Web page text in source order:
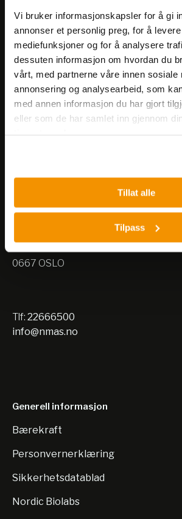
Vi bruker informasjonskapsler for å gi
annonser et personlig preg, for å
mediefunksjoner og for å analysere
dessuten informasjon om hvordan du
vårt, med partnerne våre innen sosiale
annonsering og analysearbeid, som
med annen informasjon du har gjort
eller som de har samlet inn gjennom
Tillat alle
Tilpass
arrangementer og
Meld på nyhetsbrev
Nils Hansens vei 8
0667 OSLO
Tlf: 22666500
info@nmas.no
Generell informasjon
Bærekraft
Personvernerklæring
Sikkerhetsdatablad
Nordic Biolabs